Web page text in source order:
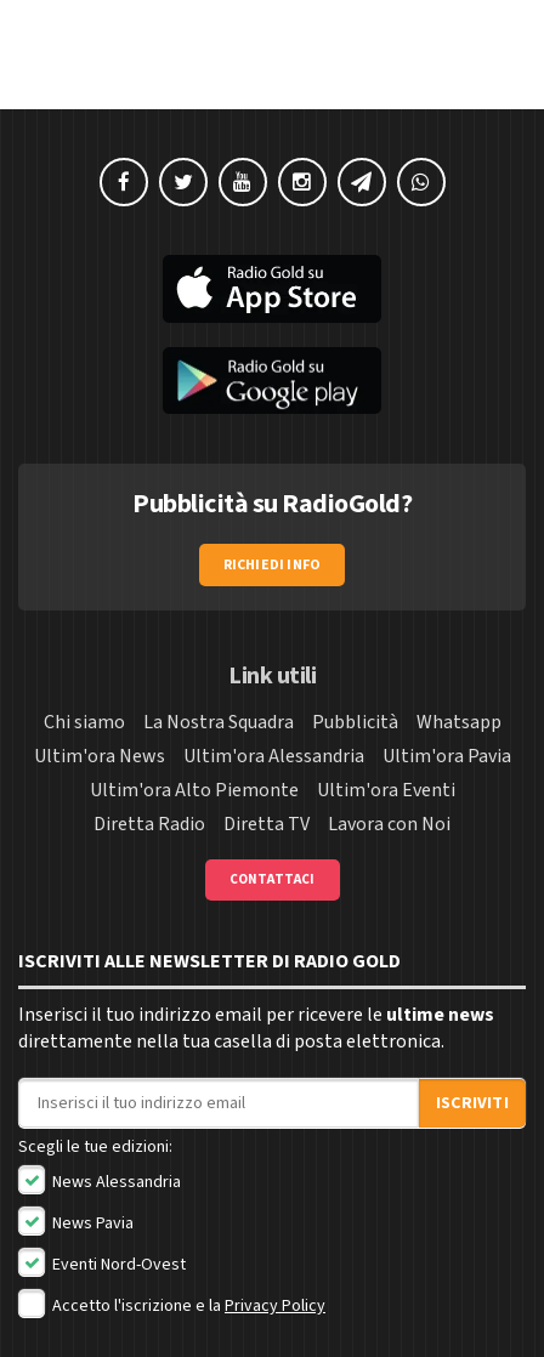
Pubblicità su RadioGold?
RICHIEDI INFO
Link utili
Chi siamo La Nostra Squadra Pubblicità
Whatsapp
Ultim'ora News
Ultim'ora Alessandria
Ultim'ora Pavia
Ultim'ora Alto Piemonte
Ultim'ora Eventi
Diretta Radio
Diretta TV Lavora con Noi
CONTATTACI
ISCRIVITI ALLE NEWSLETTER DI RADIO GOLD
Inserisci il tuo indirizzo email per ricevere le ultime news
direttamente nella tua casella di posta elettronica.
Indirizzo email
ISCRIVITI
Scegli le tue edizioni:
News Alessandria
News Pavia
Eventi Nord-Ovest
Accetto l'iscrizione e la Privacy Policy